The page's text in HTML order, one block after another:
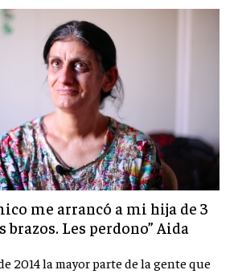
me arrancó a mi hija de 3
brazos. Les perdono” Aida
2014 la mayor parte de la gente que